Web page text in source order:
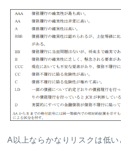
A以上ならかなりリスクは低い